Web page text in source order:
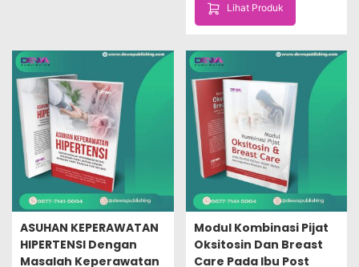
Lihat Produk
ASUHAN KEPERAWATAN
HIPERTENSI Dengan
Masalah Keperawatan
Modul Kombinasi Pijat
Oksitosin Dan Breast
Care Pada Ibu Post